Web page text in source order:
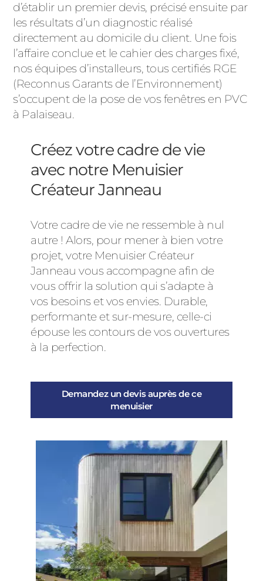
d’établir un premier devis, précisé ensuite par
les résultats d’un diagnostic réalisé
directement au domicile du client. Une fois
l’affaire conclue et le cahier des charges fixé,
nos équipes d’installeurs, tous certifiés RGE
(Reconnus Garants de l’Environnement)
s’occupent de la pose de vos fenêtres en PVC
à Palaiseau.
Créez votre cadre de vie
avec notre Menuisier
Créateur Janneau
Votre cadre de vie ne ressemble à nul
autre ! Alors, pour mener à bien votre
projet, votre Menuisier Créateur
Janneau vous accompagne afin de
vous offrir la solution qui s’adapte à
vos besoins et vos envies. Durable,
performante et sur-mesure, celle-ci
épouse les contours de vos ouvertures
à la perfection.
Demandez un devis auprès de ce
menuisier